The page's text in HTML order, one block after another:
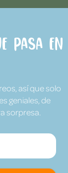
pasa en
así que solo
geniales, de
sorpresa.